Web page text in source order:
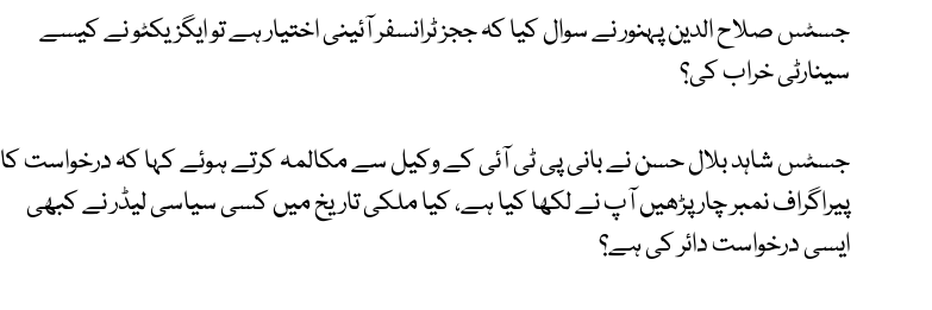
جسٹس صلاح الدین پہنور نے سوال کیا کہ ججز ٹرانسفر آئینی اختیار ہے تو ایگزیکٹو نے کیسے
سینارٹی خراب کی؟
جسٹس شاہد بلال حسن نے بانی پی ٹی آئی کے وکیل سے مکالمہ کرتے ہوئے کہا کہ درخواست کا
پیراگراف نمبر چار پڑھیں آپ نے لکھا کیا ہے، کیا ملکی تاریخ میں کسی سیاسی لیڈر نے کبھی
ایسی درخواست دائر کی ہے؟